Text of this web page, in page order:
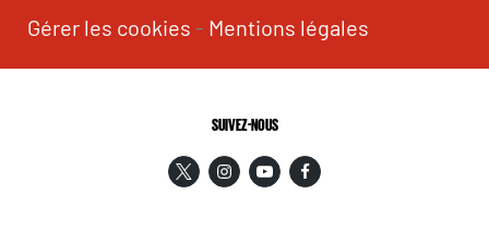
Gérer les cookies - Mentions légales
SUIVEZ-NOUS